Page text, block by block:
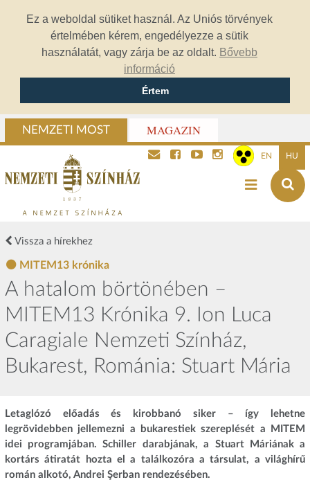
Ez a weboldal sütiket használ. Az Uniós törvények
értelmében kérem, engedélyezze a sütik
használatát, vagy zárja be az oldalt. Bővebb
információ
Értem
NEMZETI MOST MAGAZIN
EN HU
Vissza a hírekhez
MITEM13 krónika
A hatalom börtönében –
MITEM13 Krónika 9. Ion Luca
Caragiale Nemzeti Színház,
Bukarest, Románia: Stuart Mária
Letaglózó előadás és kirobbanó siker – így lehetne
legrövidebben jellemezni a bukarestiek szereplését a MITEM
idei programjában. Schiller darabjának, a Stuart Máriának a
kortárs átiratát hozta el a találkozóra a társulat, a világhírű
román alkotó, Andrei Şerban rendezésében.